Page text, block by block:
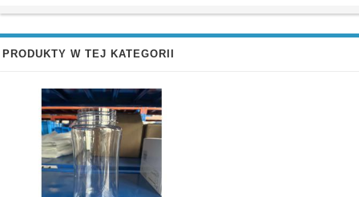
PRODUKTY W TEJ KATEGORII